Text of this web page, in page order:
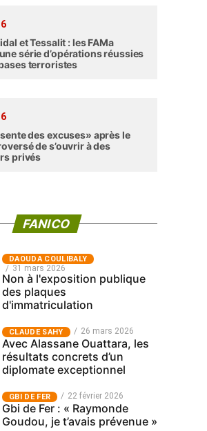
et Tessalit : les FAMa
série d’opérations réussies
terroristes
des excuses» après le
de s’ouvrir à des
privés
FANICO
‎DAOUDA COULIBALY
31 mars 2026
Non à l'exposition publique
des plaques
d'immatriculation
CLAUDE SAHY 26 mars 2026
Avec Alassane Ouattara, les
résultats concrets d’un
diplomate exceptionnel
GBI DE FER 22 février 2026
Gbi de Fer : « Raymonde
Goudou, je t’avais prévenue »